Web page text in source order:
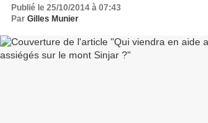
Publié le 25/10/2014 à 07:43
Par Gilles Munier